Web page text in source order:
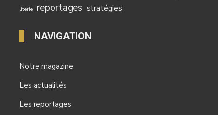
literie reportages stratégies
NAVIGATION
Notre magazine
Les actualités
Les reportages